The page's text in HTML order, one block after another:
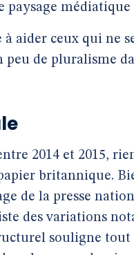
paysage
à aider ceux qui ne
de pluralisme
2014 et 2015,
britannique.
de la presse
des variations
souligne